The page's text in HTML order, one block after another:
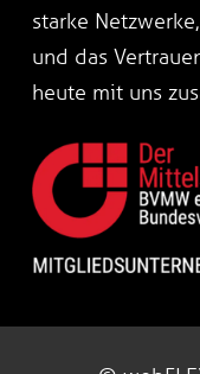
starke
und das
heute mit uns